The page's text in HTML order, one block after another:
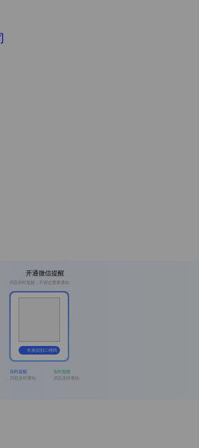
开通微信提醒
消息实时提醒，不错过重要通知
长按识别二维码
实时提醒
消息及时通知
实时提醒
消息及时通知